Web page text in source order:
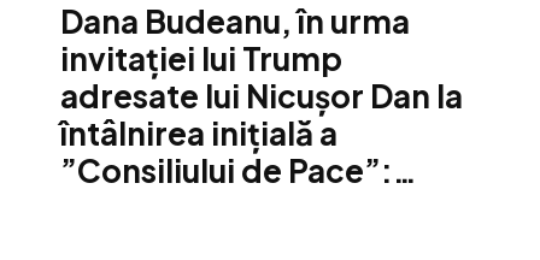
Dana Budeanu, în urma
invitației lui Trump
adresate lui Nicușor Dan la
întâlnirea inițială a
”Consiliului de Pace”:…